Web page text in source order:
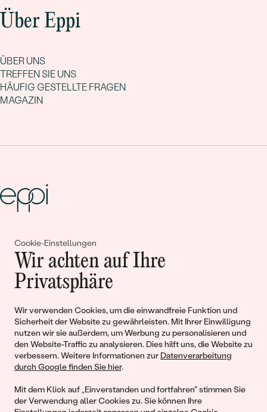
Cookie-Einstellungen
Wir achten auf Ihre
Privatsphäre
Wir verwenden Cookies, um die einwandfreie Funktion und
Sicherheit der Website zu gewährleisten. Mit Ihrer Einwilligung
nutzen wir sie außerdem, um Werbung zu personalisieren und
den Website-Traffic zu analysieren. Dies hilft uns, die Website zu
verbessern. Weitere Informationen zur Datenverarbeitung
durch Google finden Sie hier.
Mit dem Klick auf „Einverstanden und fortfahren" stimmen Sie
der Verwendung aller Cookies zu. Sie können Ihre
Über Eppi
ÜBER UNS
TREFFEN SIE UNS
HÄUFIG GESTELLTE FRAGEN
MAGAZIN
Gemeinsam erschaffen wir
Geschichten von Schönheit und
Liebe
Begleiten Sie uns!